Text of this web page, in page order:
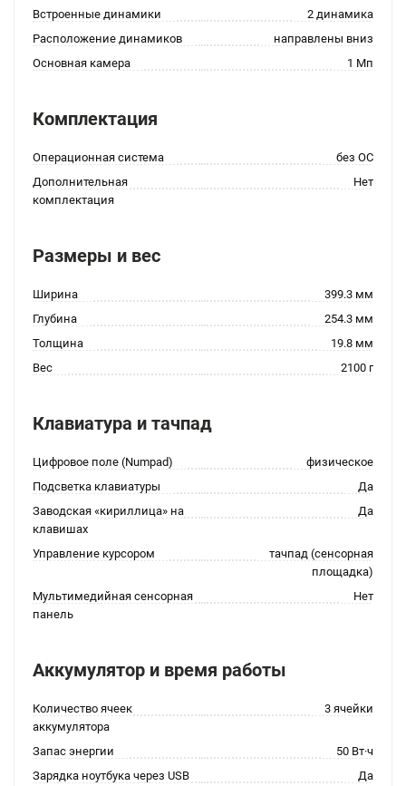
Встроенные динамики
2 динамика
Расположение динамиков
направлены вниз
Основная камера
1 Мп
Комплектация
Операционная система
без ОС
Дополнительная
комплектация
Нет
Размеры и вес
Ширина
399.3 мм
Глубина
254.3 мм
Толщина
19.8 мм
Вес
2100 г
Клавиатура и тачпад
Цифровое поле (Numpad)
физическое
Подсветка клавиатуры
Да
Заводская «кириллица» на
клавишах
Да
Управление курсором
тачпад (сенсорная
площадка)
Мультимедийная сенсорная
панель
Нет
Аккумулятор и время работы
Количество ячеек
аккумулятора
3 ячейки
Запас энергии
50 Вт·ч
Зарядка ноутбука через USB
Да